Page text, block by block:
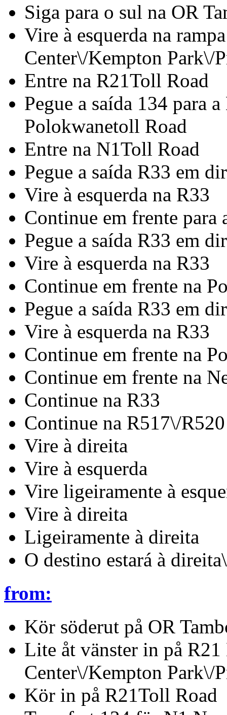
Siga para o sul na OR
Vire à esquerda na
Center\/Kempton Park\/
Entre na R21Toll Road
Pegue a saída 134 para
Polokwanetoll Road
Entre na N1Toll Road
Pegue a saída R33 em
Vire à esquerda na R33
Continue em frente para
Pegue a saída R33 em
Vire à esquerda na R33
Continue em frente na
Pegue a saída R33 em
Vire à esquerda na R33
Continue em frente na
Continue em frente na
Continue na R33
Continue na R517\/R520
Vire à direita
Vire à esquerda
Vire ligeiramente à
Vire à direita
Ligeiramente à direita
O destino estará à
from:
Kör söderut på OR
Lite åt vänster in på
Center\/Kempton Park\/
Kör in på R21Toll Road